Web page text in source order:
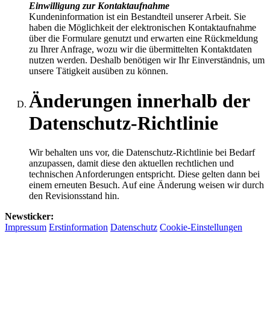
Einwilligung zur Kontaktaufnahme
Kundeninformation ist ein Bestandteil unserer Arbeit. Sie
haben die Möglichkeit der elektronischen Kontaktaufnahme
über die Formulare genutzt und erwarten eine Rückmeldung
zu Ihrer Anfrage, wozu wir die übermittelten Kontaktdaten
nutzen werden. Deshalb benötigen wir Ihr Einverständnis, um
unsere Tätigkeit ausüben zu können.
Änderungen innerhalb der
Datenschutz-Richtlinie
Wir behalten uns vor, die Datenschutz-Richtlinie bei Bedarf
anzupassen, damit diese den aktuellen rechtlichen und
technischen Anforderungen entspricht. Diese gelten dann bei
einem erneuten Besuch. Auf eine Änderung weisen wir durch
den Revisionsstand hin.
Newsticker:
Impressum Erstinformation Datenschutz Cookie-Einstellungen